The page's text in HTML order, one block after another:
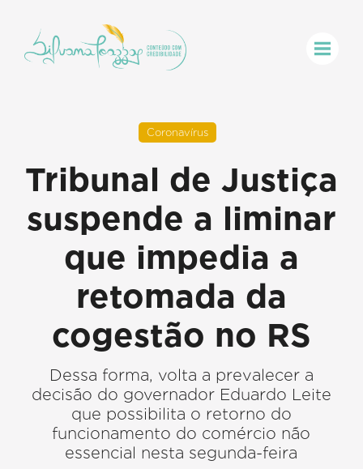
Coronavírus
Tribunal de Justiça
suspende a liminar
que impedia a
retomada da
cogestão no RS
Dessa forma, volta a prevalecer a
decisão do governador Eduardo Leite
que possibilita o retorno do
funcionamento do comércio não
essencial nesta segunda-feira